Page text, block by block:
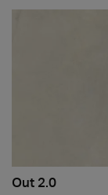
Out 2.0